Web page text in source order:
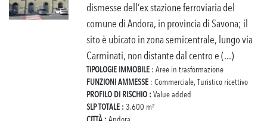
dismesse dell’ex stazione ferroviaria del
comune di Andora, in provincia di Savona; il
sito è ubicato in zona semicentrale, lungo via
Carminati, non distante dal centro e (...)
TIPOLOGIE IMMOBILE : Aree in trasformazione
FUNZIONI AMMESSE : Commerciale, Turistico ricettivo
PROFILO DI RISCHIO : Value added
SLP TOTALE : 3.600 m²